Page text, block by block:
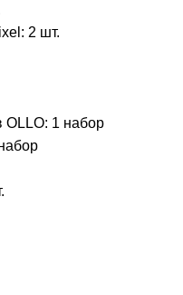
2 шт.
OLLO: 1 набор